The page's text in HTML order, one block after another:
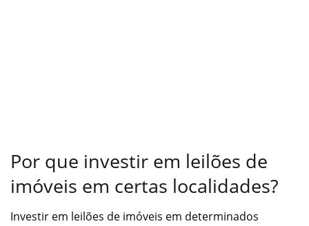
Por que investir em leilões de
imóveis em certas localidades?
Investir em leilões de imóveis em determinados